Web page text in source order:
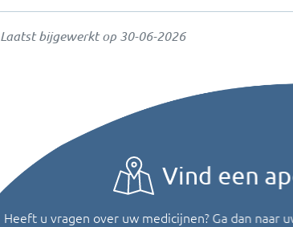
Laatst bijgewerkt op 30-06-2026
Vind een
Heeft u vragen over uw medicijnen? Ga dan naar